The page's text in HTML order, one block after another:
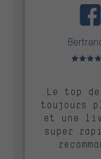
Note
Le top
toujours
et une
super